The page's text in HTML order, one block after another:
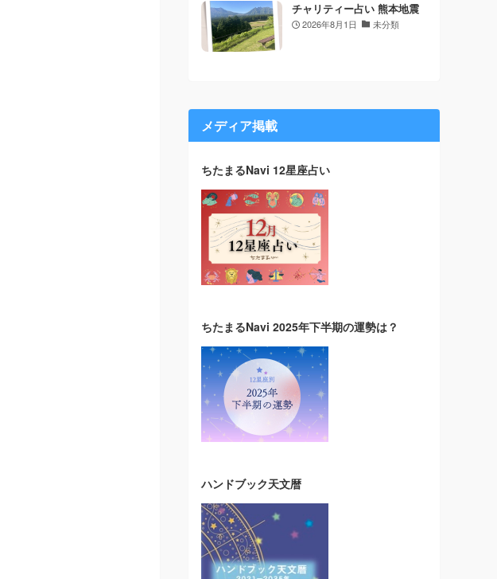
チャリティー占い 熊本地震
2026年8月1日 未分類
メディア掲載
ちたまるNavi 12星座占い
ちたまるNavi 2025年下半期の運勢は？
ハンドブック天文暦